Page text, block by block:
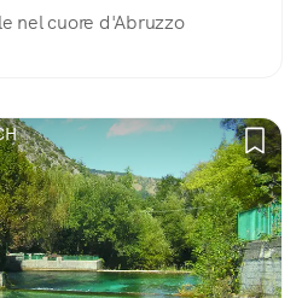
nel cuore d'Abruzzo